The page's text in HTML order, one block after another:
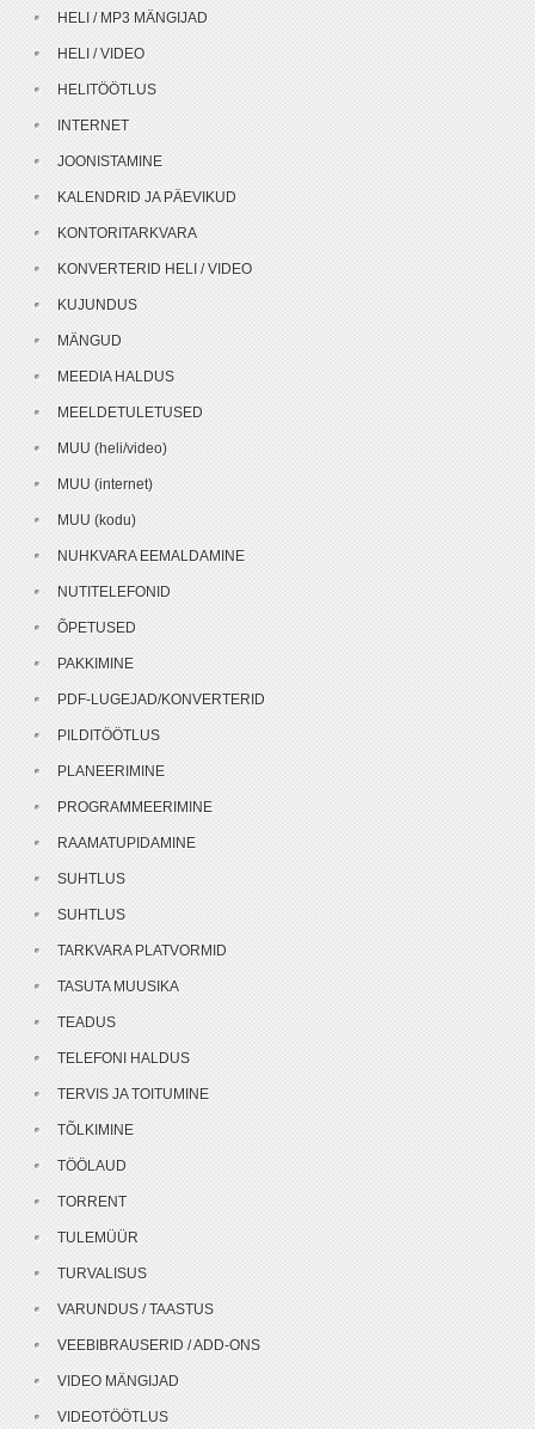
HELI / MP3 MÄNGIJAD
HELI / VIDEO
HELITÖÖTLUS
INTERNET
JOONISTAMINE
KALENDRID JA PÄEVIKUD
KONTORITARKVARA
KONVERTERID HELI / VIDEO
KUJUNDUS
MÄNGUD
MEEDIA HALDUS
MEELDETULETUSED
MUU (heli/video)
MUU (internet)
MUU (kodu)
NUHKVARA EEMALDAMINE
NUTITELEFONID
ÕPETUSED
PAKKIMINE
PDF-LUGEJAD/KONVERTERID
PILDITÖÖTLUS
PLANEERIMINE
PROGRAMMEERIMINE
RAAMATUPIDAMINE
SUHTLUS
SUHTLUS
TARKVARA PLATVORMID
TASUTA MUUSIKA
TEADUS
TELEFONI HALDUS
TERVIS JA TOITUMINE
TÕLKIMINE
TÖÖLAUD
TORRENT
TULEMÜÜR
TURVALISUS
VARUNDUS / TAASTUS
VEEBIBRAUSERID / ADD-ONS
VIDEO MÄNGIJAD
VIDEOTÖÖTLUS